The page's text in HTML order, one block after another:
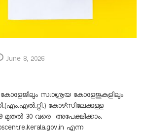
June 8, 2026
സ്വാശ്രയ കോളേജുകളിലും
കോഴ്‌സിലേക്കുള്ള
30 വരെ അപേക്ഷിക്കാം.
എന്ന